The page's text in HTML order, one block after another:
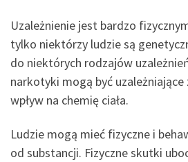
Uzależnienie jest bardzo
tylko niektórzy ludzie są
do niektórych rodzajów
narkotyki mogą być uzależniające
wpływ na chemię ciała.
Ludzie mogą mieć fizyczne i
od substancji. Fizyczne skutki